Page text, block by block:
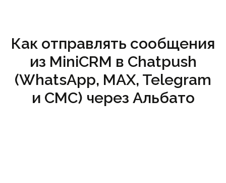
Как отправлять сообщения
из MiniCRM в Chatpush
(WhatsApp, MAX, Telegram
и СМС) через Альбато